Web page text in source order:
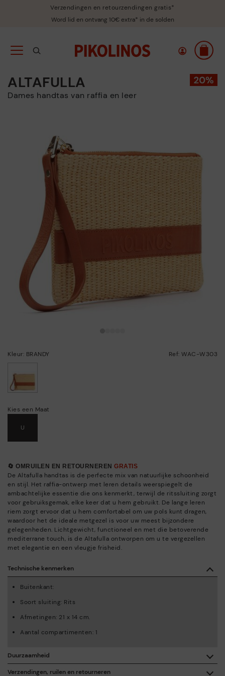
Verzendingen en retourzendingen gratis*
Word lid en ontvang 10€ extra* in de solden
ALTAFULLA
Dames handtas van raffia en leer
Kleur: BRANDY Ref: WAC-W303
Kies een Maat
U
🔄 OMRUILEN EN RETOURNEREN GRATIS
De Altafulla handtas is de perfecte mix van natuurlijke schoonheid
en stijl. Het raffia-ontwerp met leren details weerspiegelt de
ambachtelijke essentie die ons kenmerkt, terwijl de ritssluiting zorgt
voor gebruiksgemak, elke keer dat u hem gebruikt. De lange leren
riem zorgt ervoor dat u hem comfortabel om uw pols kunt dragen,
waardoor het de ideale metgezel is voor uw meest bijzondere
gelegenheden. Lichtgewicht, functioneel en met die betoverende
mediterrane touch, is de Altafulla ontworpen om u te vergezellen
met elegantie en een vleugje frisheid.
Technische kenmerken
Buitenkant:
Soort sluiting: Rits
Afmetingen: 21 x 14 cm.
Aantal compartimenten: 1
Verzendingen, ruilen en retourneren
Duurzaamheid
Dankzij de aankoop van dit product, steun je de